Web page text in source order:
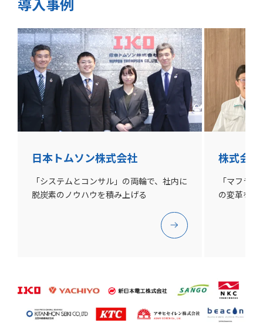
日本トムソン株式会社
「システムとコンサル」の両輪で、社内に
脱炭素のノウハウを積み上げる
株式会
「マフラ
の変革を目